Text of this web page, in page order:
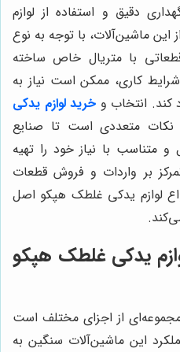
دقیق و استفاده از لوازم
ماشین‌آلات، با توجه به نوع
با متریال خاص ساخته
کاری، ممکن است نیاز به
کند. انتخاب و خرید لوازم یدکی
نکات متعددی است تا صنایع
و متناسب با نیاز خود را تهیه
بر واردات و فروش قطعات
لوازم یدکی غلطک هپکو اصل
یدکی غلطک هپکو
از اجزای مختلف است
این ماشین‌آلات سنگین به